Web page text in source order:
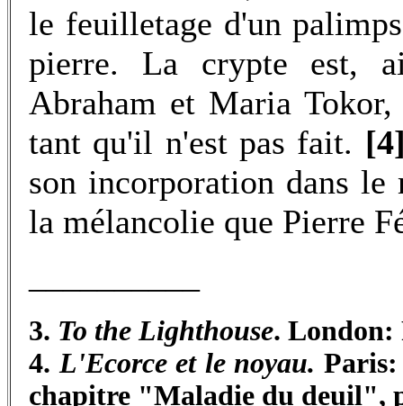
le feuilletage d'un
pierre. La crypte est,
Abraham et Maria
tant qu'il n'est pas fait.
son incorporation dans le
la mélancolie que Pierre
3. To the Lighthouse. London:
4.L'Ecorce et le noyau.
chapitre "Maladie du deuil",